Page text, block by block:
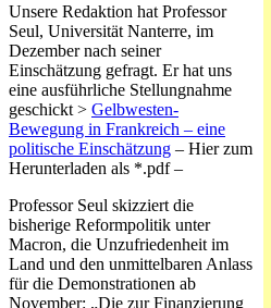
Unsere Redaktion hat Professor
Seul, Universität Nanterre, im
Dezember nach seiner
Einschätzung gefragt. Er hat uns
eine ausführliche Stellungnahme
geschickt > Gelbwesten-
Bewegung in Frankreich – eine
politische Einschätzung – Hier zum
Herunterladen als *.pdf –
Professor Seul skizziert die
bisherige Reformpolitik unter
Macron, die Unzufriedenheit im
Land und den unmittelbaren Anlass
für die Demonstrationen ab
November: „Die zur Finanzierung